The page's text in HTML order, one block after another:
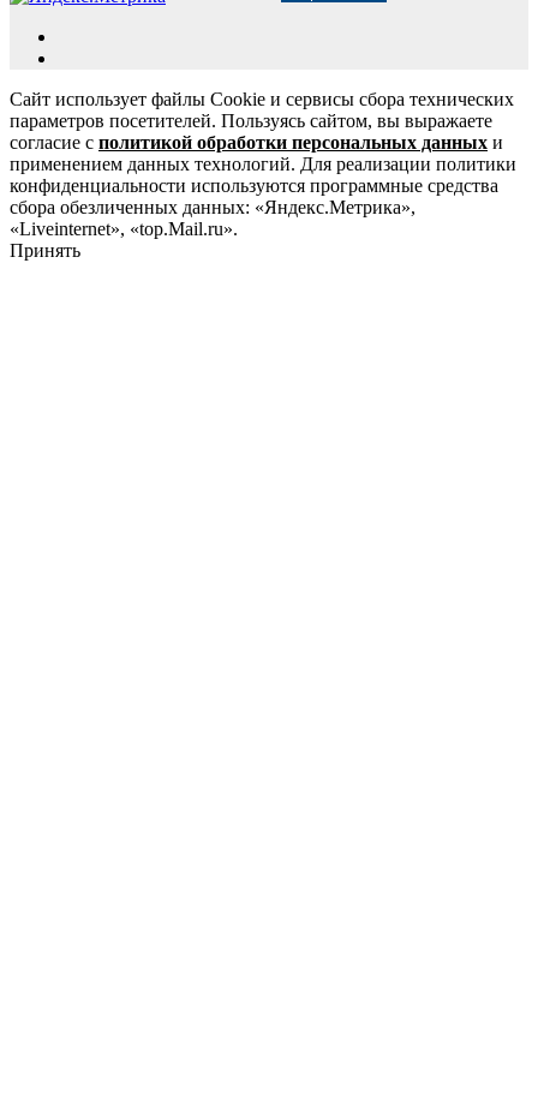
Сайт использует файлы Cookie и сервисы сбора технических
параметров посетителей. Пользуясь сайтом, вы выражаете
согласие с политикой обработки персональных данных и
применением данных технологий. Для реализации политики
конфиденциальности используются программные средства
сбора обезличенных данных: «Яндекс.Метрика»,
«Liveinternet», «top.Mail.ru».
Принять